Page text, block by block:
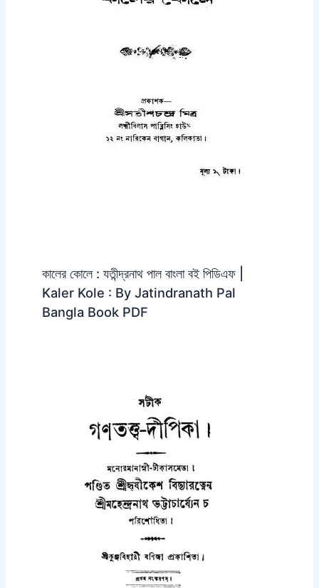
কালের কোলে : যতীন্দ্রনাথ পাল বাংলা বই পিডিএফ |
Kaler Kole : By Jatindranath Pal
Bangla Book PDF